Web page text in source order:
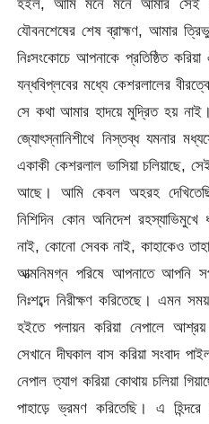
যৌবনশেষের শেষ ব্রাহ্মণ, আমার
নিঃসংকোচে আপনাকে প্রতিষ্ঠিত
যন্ধবিপ্লবের মধ্যে কেশরলালের
সে কথা আমার হাদয়ে মুদ্রিত হয় নাই।
জ্যোৎস্নানিশীথে নিস্তব্ধ যমনার
একাকী কেশরলাল ভাসিয়া চলিয়াছে,
আছে। আমি কেবল অহরহ
নিশিদিন কোন অনিদেশ
নাই, কোনো সেবক নাই, কাহাকেও
আত্মনিমগ্ন পরিষে আপনাতে আপনি
নিঃশব্দে নিরীক্ষণ করিতেছে। এমন
হইতে পলায়ন করিয়া নেপালে
সেখানে দীঘকাল বাস করিয়া সংবাদ
নেপাল ত্যাগ করিয়া কোথায় চলিয়া
পাহাড়ে ভ্রমণ করিতেছি। এ